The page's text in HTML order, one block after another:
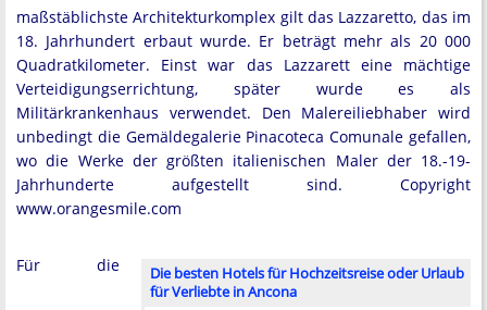
maßstäblichste Architekturkomplex gilt das Lazzaretto, das im
18. Jahrhundert erbaut wurde. Er beträgt mehr als 20 000
Quadratkilometer. Einst war das Lazzarett eine mächtige
Verteidigungserrichtung, später wurde es als
Militärkrankenhaus verwendet. Den Malereiliebhaber wird
unbedingt die Gemäldegalerie Pinacoteca Comunale gefallen,
wo die Werke der größten italienischen Maler der 18.-19-
Jahrhunderte aufgestellt sind. Copyright
www.orangesmile.com
Die besten Hotels für Hochzeitsreise oder Urlaub
für Verliebte in Ancona
Für die